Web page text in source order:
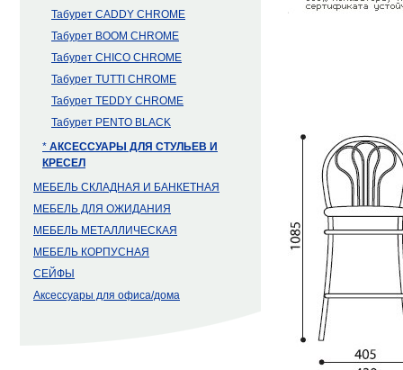
Табурет CADDY CHROME
Табурет BOOM CHROME
Табурет CHICO CHROME
Табурет TUTTI CHROME
Табурет TEDDY CHROME
Табурет PENTO BLACK
* АКСЕССУАРЫ ДЛЯ СТУЛЬЕВ И
КРЕСЕЛ
МЕБЕЛЬ СКЛАДНАЯ И БАНКЕТНАЯ
МЕБЕЛЬ ДЛЯ ОЖИДАНИЯ
МЕБЕЛЬ МЕТАЛЛИЧЕСКАЯ
МЕБЕЛЬ КОРПУСНАЯ
СЕЙФЫ
Аксессуары для офиса/дома